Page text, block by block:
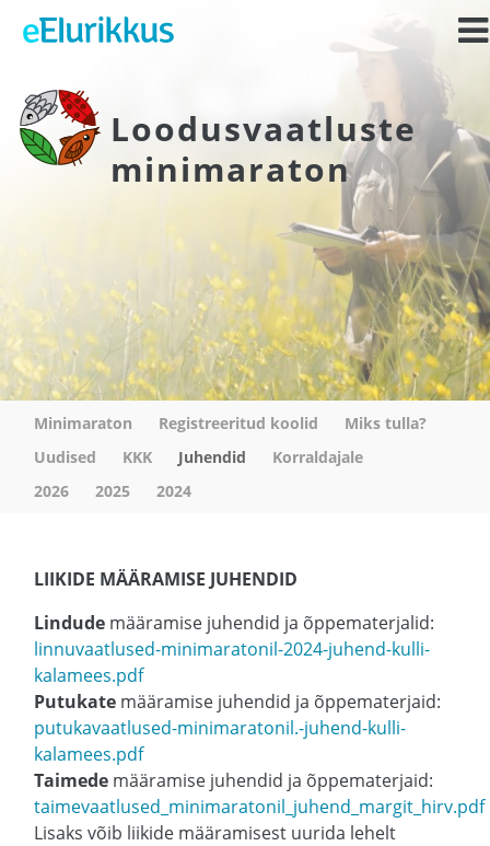
Loodusvaatluste
minimaraton
Minimaraton Registreeritud koolid
Miks tulla?
Uudised
KKK Juhendid
Korraldajale
2026
2025 2024
LIIKIDE MÄÄRAMISE JUHENDID
Lindude määramise juhendid ja õppematerjalid:
linnuvaatlused-minimaratonil-2024-juhend-kulli-
kalamees.pdf
Putukate määramise juhendid ja õppematerjaid:
putukavaatlused-minimaratonil.-juhend-kulli-
kalamees.pdf
Taimede määramise juhendid ja õppematerjaid:
taimevaatlused_minimaratonil_juhend_margit_hirv.pdf
Lisaks võib liikide määramisest uurida lehelt